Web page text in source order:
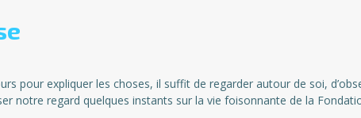
pour expliquer les choses, il suffit de regarder autour de soi,
notre regard quelques instants sur la vie foisonnante de la